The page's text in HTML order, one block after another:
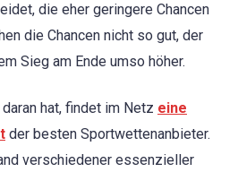
die eher geringere Chancen
die Chancen nicht so gut, der
Sieg am Ende umso höher.
hat, findet im Netz eine
der besten Sportwettenanbieter.
verschiedener essenzieller